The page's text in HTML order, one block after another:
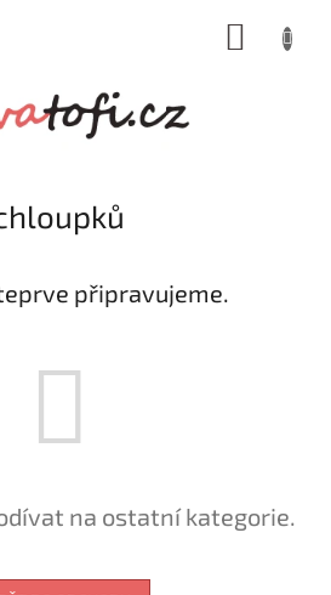
připravujeme.
na ostatní kategorie.